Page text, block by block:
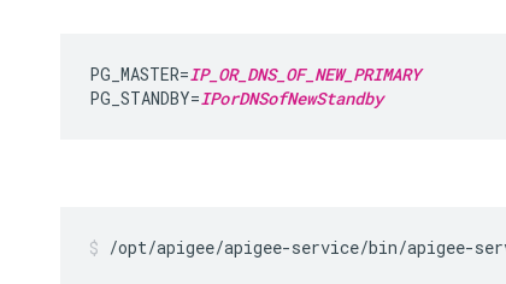
PG_MASTER=IP_OR_DNS_OF_NEW_PRIMARY
PG_STANDBY=IPorDNSofNewStandby
/opt/apigee/apigee-service/bin/apigee-